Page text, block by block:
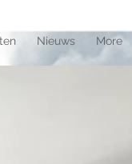
Nieuws More